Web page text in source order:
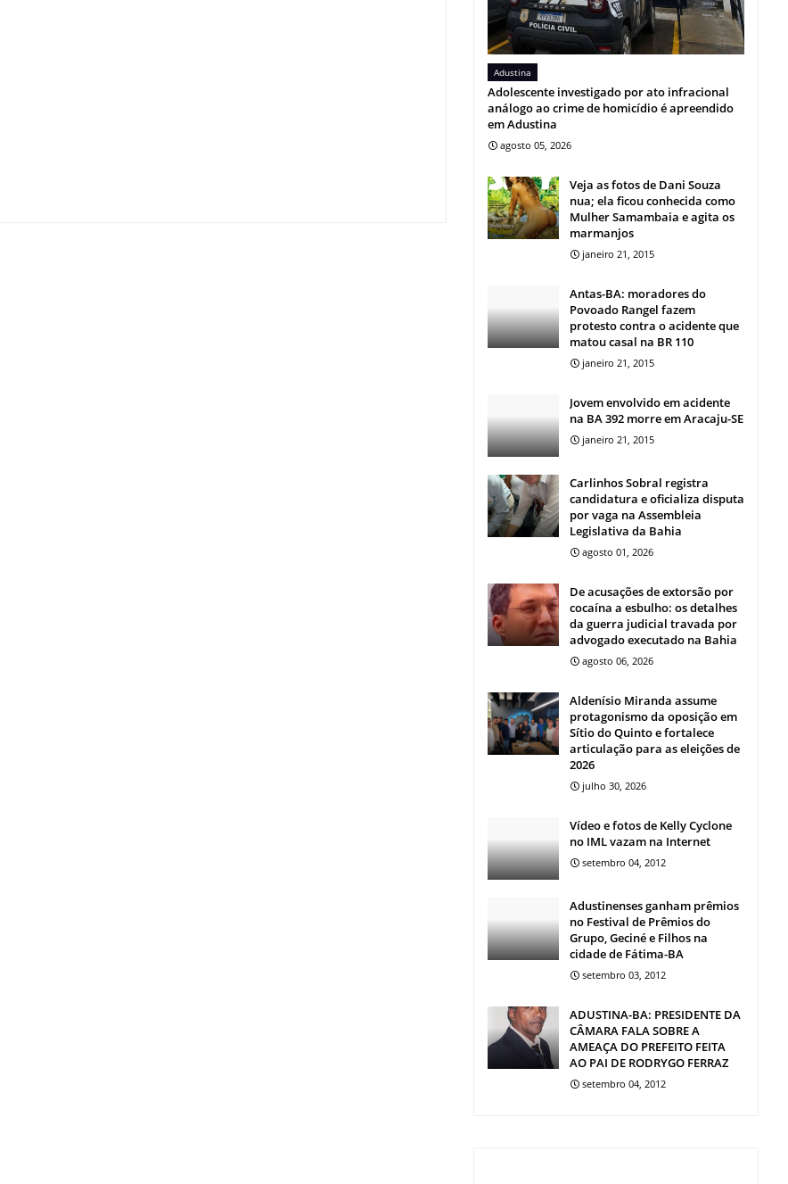
Adustina
Adolescente investigado por ato infracional
análogo ao crime de homicídio é apreendido
em Adustina
agosto 05, 2026
Veja as fotos de Dani Souza
nua; ela ficou conhecida como
Mulher Samambaia e agita os
marmanjos
janeiro 21, 2015
Antas-BA: moradores do
Povoado Rangel fazem
protesto contra o acidente que
matou casal na BR 110
janeiro 21, 2015
Jovem envolvido em acidente
na BA 392 morre em Aracaju-SE
janeiro 21, 2015
Carlinhos Sobral registra
candidatura e oficializa disputa
por vaga na Assembleia
Legislativa da Bahia
agosto 01, 2026
De acusações de extorsão por
cocaína a esbulho: os detalhes
da guerra judicial travada por
advogado executado na Bahia
agosto 06, 2026
Aldenísio Miranda assume
protagonismo da oposição em
Sítio do Quinto e fortalece
articulação para as eleições de
2026
julho 30, 2026
Vídeo e fotos de Kelly Cyclone
no IML vazam na Internet
setembro 04, 2012
Adustinenses ganham prêmios
no Festival de Prêmios do
Grupo, Geciné e Filhos na
cidade de Fátima-BA
setembro 03, 2012
ADUSTINA-BA: PRESIDENTE DA
CÂMARA FALA SOBRE A
AMEAÇA DO PREFEITO FEITA
AO PAI DE RODRYGO FERRAZ
setembro 04, 2012